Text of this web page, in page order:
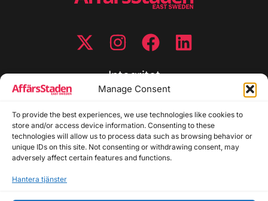
Manage Consent
To provide the best experiences, we use technologies like cookies to
store and/or access device information. Consenting to these
technologies will allow us to process data such as browsing behavior or
unique IDs on this site. Not consenting or withdrawing consent, may
adversely affect certain features and functions.
Hantera tjänster
Integritet
Cookiepolicy
Disclaimer
Redaktionell policy
Utgivarinformation